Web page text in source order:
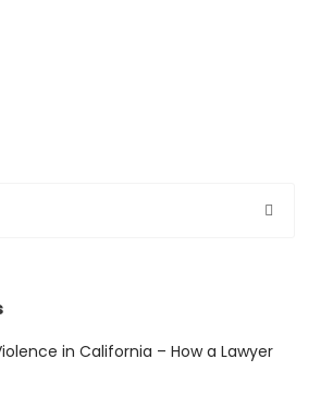
in California – How a Lawyer